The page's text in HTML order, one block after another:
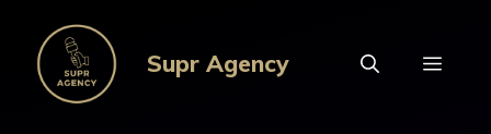
contenu
Supr Agency